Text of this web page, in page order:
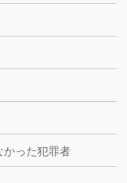
かった犯罪者